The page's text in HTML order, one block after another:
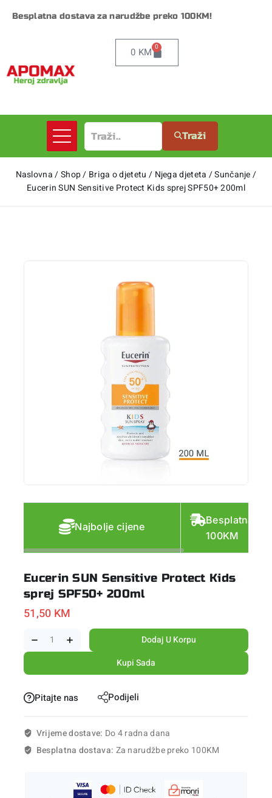
Besplatna dostava za narudžbe preko 100KM!
0 KM 0
Traži
Naslovna /Shop/ Briga o djetetu / Njega djeteta /Sunčanje/
Eucerin SUN Sensitive Protect Kids sprej SPF50+ 200ml
Najbolje cijene
Besplatna
100KM
Eucerin SUN Sensitive Protect Kids
sprej SPF50+ 200ml
51,50 KM
Dodaj U Korpu
Kupi Sada
Pitajte nas Podijeli
Vrijeme dostave: Do 4 radna dana
Besplatna dostava: Za narudžbe preko 100KM